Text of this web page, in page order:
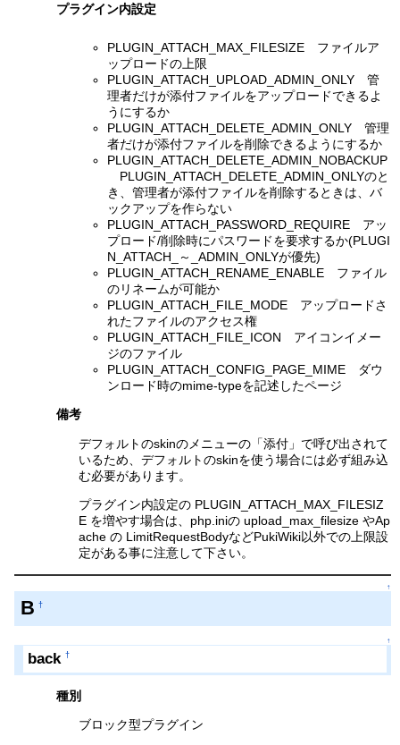
プラグイン内設定
PLUGIN_ATTACH_MAX_FILESIZE ファイルア
ップロードの上限
PLUGIN_ATTACH_UPLOAD_ADMIN_ONLY 管
理者だけが添付ファイルをアップロードできるよ
うにするか
PLUGIN_ATTACH_DELETE_ADMIN_ONLY 管理
者だけが添付ファイルを削除できるようにするか
PLUGIN_ATTACH_DELETE_ADMIN_NOBACKUP
PLUGIN_ATTACH_DELETE_ADMIN_ONLYのと
き、管理者が添付ファイルを削除するときは、バ
ックアップを作らない
PLUGIN_ATTACH_PASSWORD_REQUIRE アッ
プロード/削除時にパスワードを要求するか(PLUGI
N_ATTACH_～_ADMIN_ONLYが優先)
PLUGIN_ATTACH_RENAME_ENABLE ファイル
のリネームが可能か
PLUGIN_ATTACH_FILE_MODE アップロードさ
れたファイルのアクセス権
PLUGIN_ATTACH_FILE_ICON アイコンイメー
ジのファイル
PLUGIN_ATTACH_CONFIG_PAGE_MIME ダウ
ンロード時のmime-typeを記述したページ
備考
デフォルトのskinのメニューの「添付」で呼び出されて
いるため、デフォルトのskinを使う場合には必ず組み込
む必要があります。
プラグイン内設定の PLUGIN_ATTACH_MAX_FILESIZ
E を増やす場合は、php.iniの upload_max_filesize やAp
ache の LimitRequestBodyなどPukiWiki以外での上限設
定がある事に注意して下さい。
↑
B †
↑
back †
種別
ブロック型プラグイン